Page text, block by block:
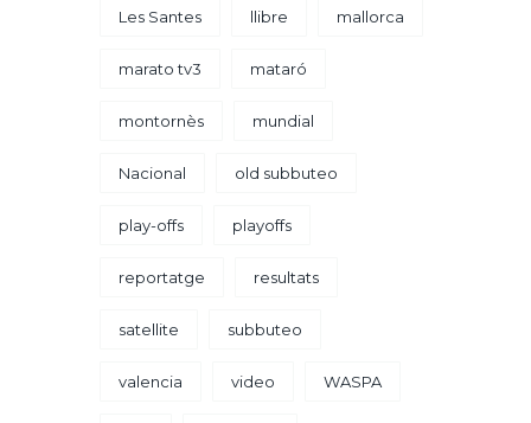
Les Santes llibre mallorca
marato tv3 mataró
montornès mundial
Nacional old subbuteo
play-offs playoffs
reportatge resultats
satellite subbuteo
valencia video WASPA